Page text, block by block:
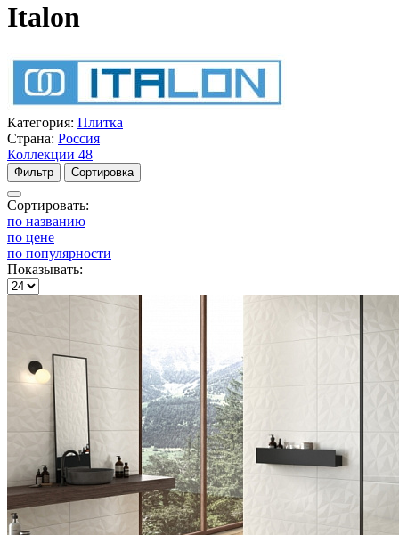
Italon
Категория: Плитка
Страна: Россия
Коллекции 48
Фильтр Сортировка
Сортировать:
по названию
по цене
по популярности
Показывать: